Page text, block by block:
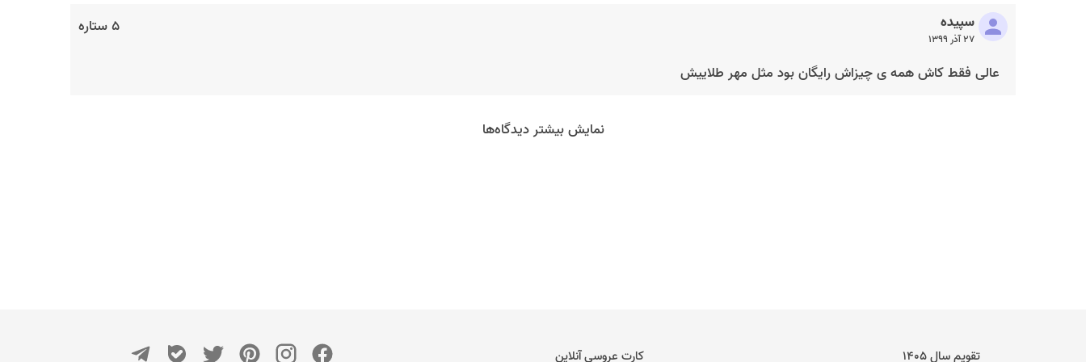
۵ ستاره سپیده
۲۷ آذر ۱۳۹۹
عالی فقط کاش همه ی چیزاش رایگان بود مثل مهر طلاییش
نمایش بیشتر دیدگاه‌ها
تقویم سال ۱۴۰۵ کارت عروسی آنلاین